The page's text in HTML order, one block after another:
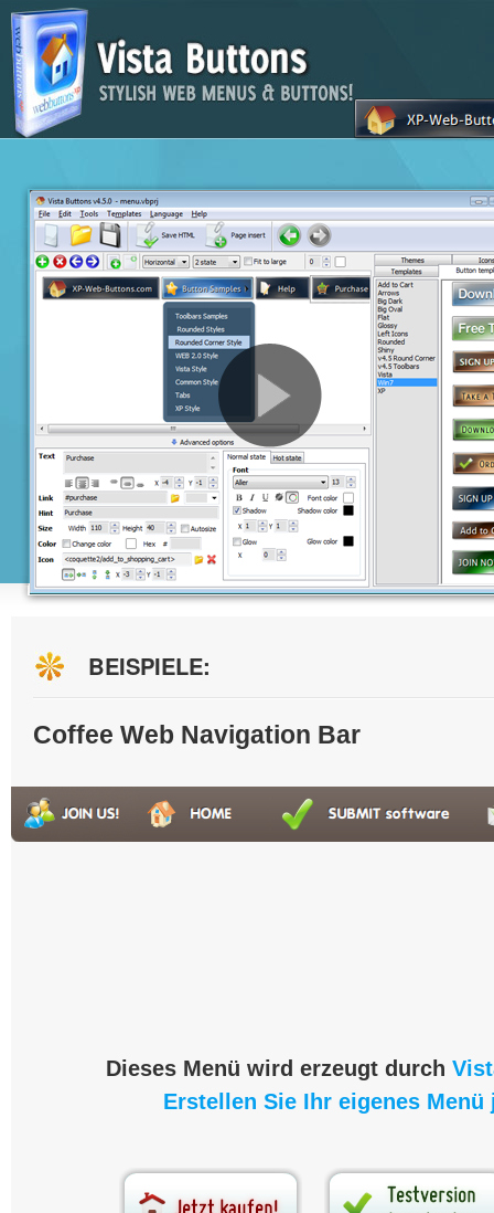
BEISPIELE:
Coffee Web Navigation Bar
Dieses Menü wird erzeugt durch
Erstellen Sie Ihr eigenes Menü